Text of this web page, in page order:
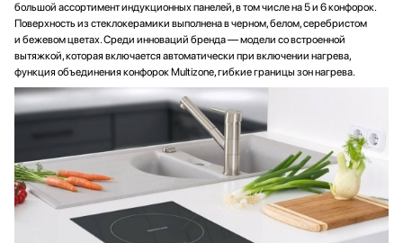
большой ассортимент индукционных панелей, в том числе на 5 и 6 конфорок.
Поверхность из стеклокерамики выполнена в черном, белом, серебристом
и бежевом цветах. Среди инноваций бренда — модели со встроенной
вытяжкой, которая включается автоматически при включении нагрева,
функция объединения конфорок Multizone, гибкие границы зон нагрева.